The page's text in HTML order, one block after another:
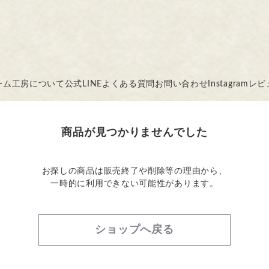
ム工房について公式LINEよくある質問 お問い合わせ Instagram レビ
商品が見つかりませんでした
お探しの商品は販売終了や削除等の理由から、
一時的に利用できない可能性があります。
ショップへ戻る